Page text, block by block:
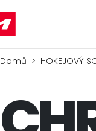
Domů HOKEJOVÝ